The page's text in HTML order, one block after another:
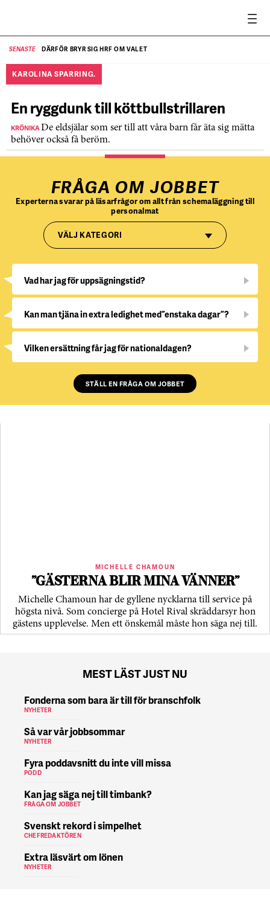
SENASTE DÄRFÖR BRYR SIG HRF OM VALET
KAROLINA SPARRING.
En ryggdunk till köttbullstrillaren
KRÖNIKADe eldsjälar som ser till att våra barn får äta sig mätta
behöver också få beröm.
FRÅGA OM JOBBET
Experterna svarar på läsarfrågor om allt från schemaläggning till
personalmat
VÄLJ KATEGORI
Vad har jag för uppsägningstid?
Kan man tjäna in extra ledighet med ”enstaka dagar”?
Vilken ersättning får jag för nationaldagen?
STÄLL EN FRÅGA OM JOBBET
MICHELLE CHAMOUN
”GÄSTERNA BLIR MINA VÄNNER”
Michelle Chamoun har de gyllene nycklarna till service på
högsta nivå. Som concierge på Hotel Rival skräddarsyr hon
gästens upp­levelse. Men ett önskemål måste hon säga nej till.
MEST LÄST JUST NU
Fonderna som bara är till för branschfolk
NYHETER
Så var vår jobbsommar
NYHETER
Fyra poddavsnitt du inte vill missa
PODD
Kan jag säga nej till timbank?
FRÅGA OM JOBBET
Svenskt rekord i simpelhet
CHEFREDAKTÖREN
Extra läsvärt om lönen
NYHETER